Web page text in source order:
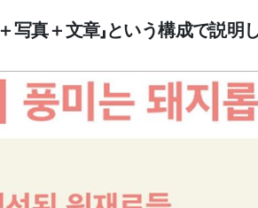
写真＋文章」という構成で説明